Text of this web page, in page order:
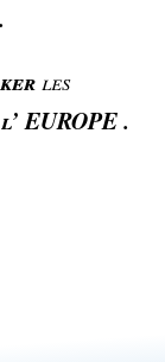
les
l’ EUROPE .